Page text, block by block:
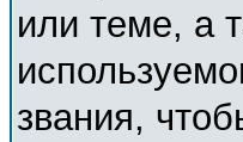
или теме, а
звания,